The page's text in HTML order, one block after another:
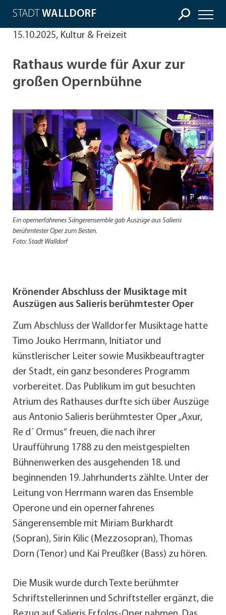
STADT WALLDORF
15.10.2025, Kultur & Freizeit
Rathaus wurde für Axur zur
großen Opernbühne
Ein opernerfahrenes Sängerensemble gab Auszüge aus Salieris
berühmtester Oper zum Besten.
Foto: Stadt Walldorf
Krönender Abschluss der Musiktage mit
Auszügen aus Salieris berühmtester Oper
Zum Abschluss der Walldorfer Musiktage hatte
Timo Jouko Herrmann, Initiator und
künstlerischer Leiter sowie Musikbeauftragter
der Stadt, ein ganz besonderes Programm
vorbereitet. Das Publikum im gut besuchten
Atrium des Rathauses durfte sich über Auszüge
aus Antonio Salieris berühmtester Oper „Axur,
Re d´ Ormus“ freuen, die nach ihrer
Uraufführung 1788 zu den meistgespielten
Bühnenwerken des ausgehenden 18. und
beginnenden 19. Jahrhunderts zählte. Unter der
Leitung von Herrmann waren das Ensemble
Operone und ein opernerfahrenes
Sängerensemble mit Miriam Burkhardt
(Sopran), Sirin Kilic (Mezzosopran), Thomas
Dorn (Tenor) und Kai Preußker (Bass) zu hören.
Die Musik wurde durch Texte berühmter
Schriftstellerinnen und Schriftsteller ergänzt, die